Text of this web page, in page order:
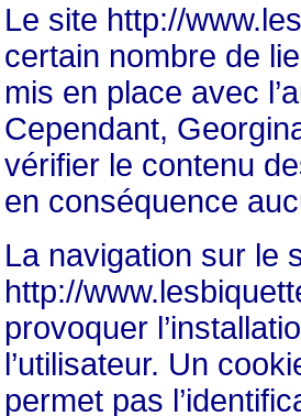
Le site http://
certain nombre de
mis en place avec
Cependant,
vérifier le contenu
en conséquence
La navigation sur le
http://
provoquer
l’utilisateur. Un
permet pas